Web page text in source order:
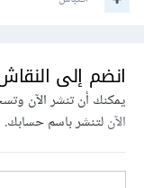
انضم إلى النقاش
يمكنك أن تنشر الآن
الآنلتنشر باسم حسابك.